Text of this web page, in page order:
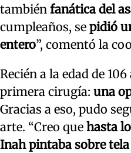
también fanática del
cumpleaños, se pidió
entero”, comentó la
Recién a la edad de
primera cirugía: una
Gracias a eso, pudo
arte. “Creo que hasta
Inah pintaba sobre